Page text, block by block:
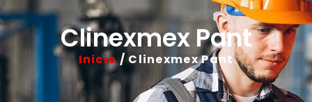
Clinexmex Pant
Inicio/ Clinexmex Pant